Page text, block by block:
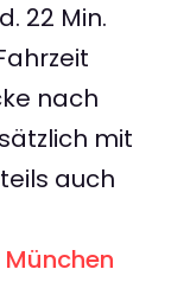
22 Min.
nach
mit
auch
München